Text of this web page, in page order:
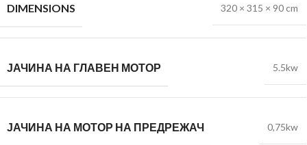
DIMENSIONS 320 × 315 × 90 cm
ЈАЧИНА НА ГЛАВЕН МОТОР 5.5kw
ЈАЧИНА НА МОТОР НА ПРЕДРЕЖАЧ 0,75kw